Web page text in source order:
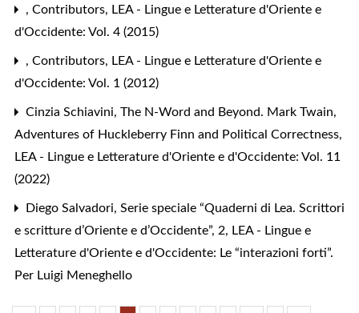
, Contributors, LEA - Lingue e Letterature d'Oriente e
d'Occidente: Vol. 4 (2015)
, Contributors, LEA - Lingue e Letterature d'Oriente e
d'Occidente: Vol. 1 (2012)
Cinzia Schiavini, The N-Word and Beyond. Mark Twain,
Adventures of Huckleberry Finn and Political Correctness,
LEA - Lingue e Letterature d'Oriente e d'Occidente: Vol. 11
(2022)
Diego Salvadori, Serie speciale “Quaderni di Lea. Scrittori
e scritture d’Oriente e d’Occidente”, 2, LEA - Lingue e
Letterature d'Oriente e d'Occidente: Le “interazioni forti”.
Per Luigi Meneghello